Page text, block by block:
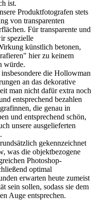
ist.
Produktfotografen stets
von transparenten
Für transparente und
spezielle
künstlich betonen,
hier zu keinem
würde.
die Hollowman
an das dekorative
man nicht dafür extra noch
entsprechend bezahlen
die genau in
und entsprechend schön,
unsere ausgelieferten
gekennzeichnet
was die objektbezogene
Photoshop-
optimal
erwarten heute zumeist
sein sollen, sodass sie dem
Auge entsprechen.